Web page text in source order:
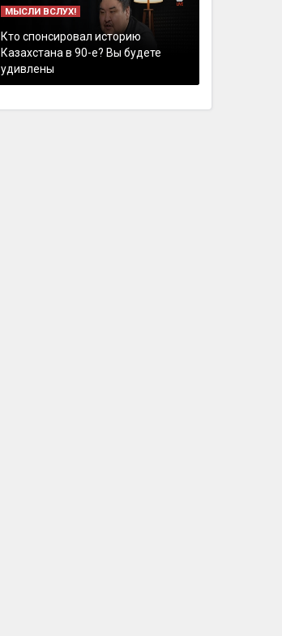
МЫСЛИ ВСЛУХ!
Кто спонсировал историю
Казахстана в 90-е? Вы будете
удивлены